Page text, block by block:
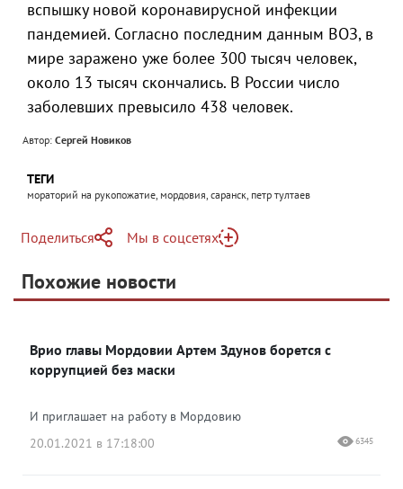
вспышку новой коронавирусной инфекции
пандемией. Согласно последним данным ВОЗ, в
мире заражено уже более 300 тысяч человек,
около 13 тысяч скончались. В России число
заболевших превысило 438 человек.
Автор: Сергей Новиков
ТЕГИ
мораторий на рукопожатие, мордовия, саранск, петр тултаев
Поделиться
Telegram
Одноклассники
Мы в соцсетях
Яндекс Дзен
Похожие новости
Врио главы Мордовии Артем Здунов борется с
коррупцией без маски
И приглашает на работу в Мордовию
20.01.2021 в 17:18:00
6345